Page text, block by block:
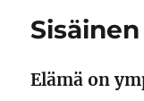
Elämä on